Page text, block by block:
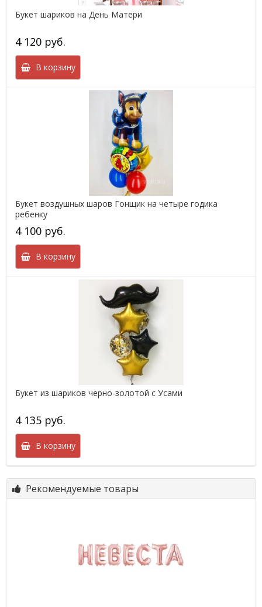
Букет шариков на День Матери
4 120 руб.
В корзину
Букет воздушных шаров Гонщик на четыре годика
ребенку
4 100 руб.
В корзину
Букет из шариков черно-золотой с Усами
4 135 руб.
В корзину
Рекомендуемые товары